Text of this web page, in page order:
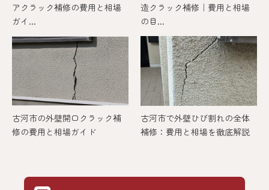
アクラック補修の費用と相場
ガイ...
造クラック補修｜費用と相場
の目...
古河市の外壁開口クラック補
修の費用と相場ガイド
古河市で外壁ひび割れの全体
補修：費用と相場を徹底解説